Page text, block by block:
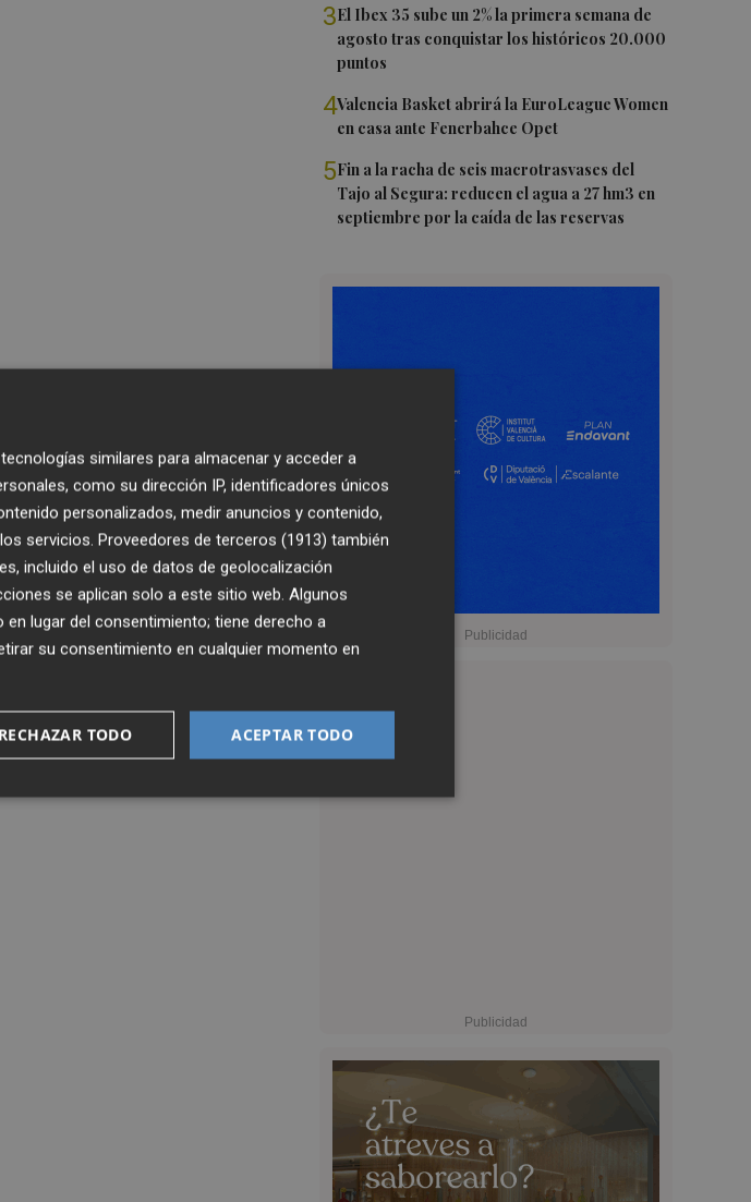
3El Ibex 35 sube un 2% la primera semana de
agosto tras conquistar los históricos 20.000
puntos
4Valencia Basket abrirá la EuroLeague Women
en casa ante Fenerbahce Opet
5Fin a la racha de seis macrotrasvases del
Tajo al Segura: reducen el agua a 27 hm3 en
septiembre por la caída de las reservas
similares para almacenar y acceder a
como su dirección IP, identificadores únicos
personalizados, medir anuncios y contenido,
servicios. Proveedores de terceros (1913) también
incluido el uso de datos de geolocalización
se aplican solo a este sitio web. Algunos
lugar del consentimiento; tiene derecho a
su consentimiento en cualquier momento en
ACEPTAR TODO
RECHAZAR TODO